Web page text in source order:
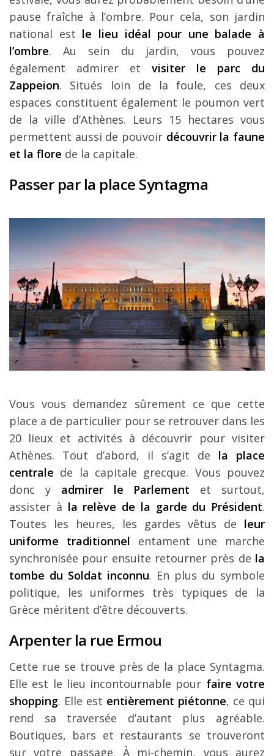
pause fraîche à l’ombre. Pour cela, son jardin
national est le lieu idéal pour une balade à
l’ombre. Au sein du jardin, vous pouvez
également admirer et visiter le parc du
Zappeion. Situés loin de la foule, ces deux
espaces constituent également le poumon vert
de la ville d’Athènes. Leurs 15 hectares vous
permettent aussi de pouvoir découvrir la faune
et la flore de la capitale.
Passer par la place Syntagma
Vous vous demandez sûrement ce que cette
place a de particulier pour se retrouver dans les
20 lieux et activités à découvrir pour visiter
Athènes. Tout d’abord, il s’agit de la place
centrale de la capitale grecque. Vous pouvez
donc y admirer le Parlement et surtout,
assister à la relève de la garde du Président.
Toutes les heures, les gardes vêtus de leur
uniforme traditionnel entament une marche
synchronisée pour ensuite retourner près de la
tombe du Soldat inconnu. En plus du symbole
politique, les uniformes très typiques de la
Grèce méritent d’être découverts.
Arpenter la rue Ermou
Cette rue se trouve près de la place Syntagma.
Elle est le lieu incontournable pour faire votre
shopping. Elle est entièrement piétonne, ce qui
rend sa traversée d’autant plus agréable.
Boutiques, bars et restaurants se trouveront
sur votre passage. À mi-chemin, vous aurez